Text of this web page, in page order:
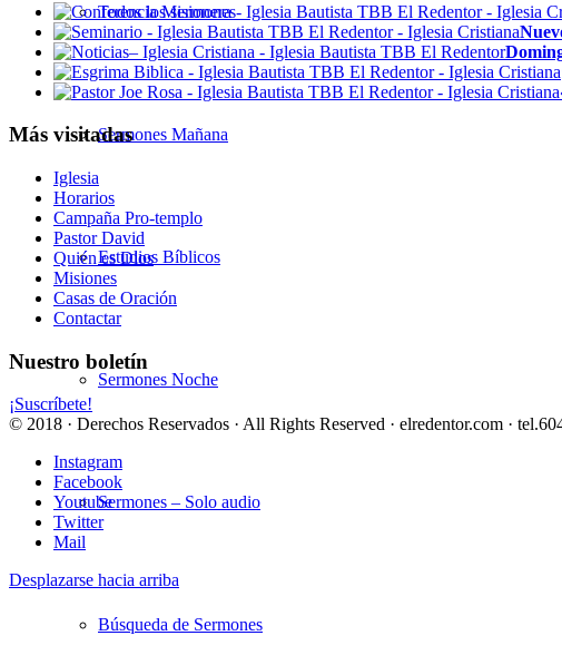
Todos los sermones
Sermones Mañana
Estudios Bíblicos
Sermones Noche
Sermones – Solo audio
Búsqueda de Sermones
Más visitadas
Iglesia
Horarios
Campaña Pro-templo
Pastor David
Quién es Dios
Misiones
Casas de Oración
Contactar
Nuestro boletín
¡Suscríbete!
© 2018 · Derechos Reservados · All Rights Reserved · elredentor.com ·
Instagram
Facebook
Youtube
Twitter
Mail
Desplazarse hacia arriba